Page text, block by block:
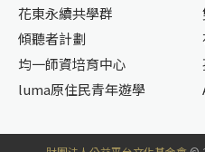
花東永續共學群
傾聽者計劃
均一師資培育中心
luma原住民青年遊學